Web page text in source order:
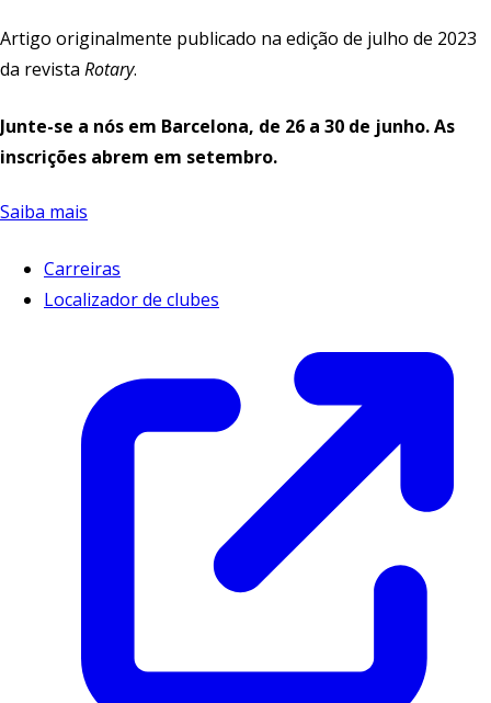
Artigo originalmente publicado na edição de julho de 2023
da revista Rotary.
Junte-se a nós em Barcelona, de 26 a 30 de junho. As
inscrições abrem em setembro.
Saiba mais
Carreiras
Localizador de clubes